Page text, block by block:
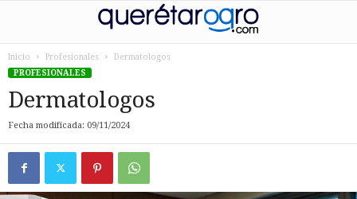
Inicio Profesionales
Dermatologos
PROFESIONALES
Dermatologos
Fecha modificada: 09/11/2024